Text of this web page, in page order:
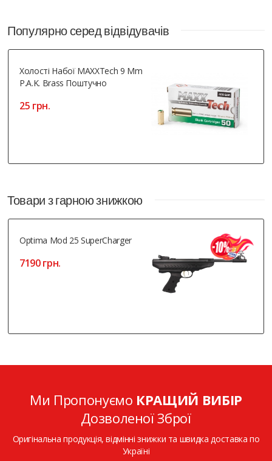
Популярно серед відвідувачів
Холості Набої MAXXTech 9 Mm
P.A.K. Brass Поштучно
25 грн.
Товари з гарною знижкою
Optima Mod 25 SuperCharger
7190 грн.
Ми Пропонуємо КРАЩИЙ ВИБІР
Дозволеної Зброї
Оригінальна продукція, відмінні знижки та швидка доставка по
Україні